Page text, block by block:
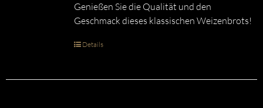
Genießen Sie die Qualität und den
Geschmack dieses klassischen Weizenbrots!
Details